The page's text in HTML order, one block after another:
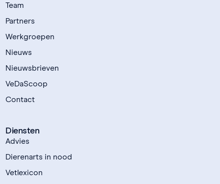
Team
Partners
Werkgroepen
Nieuws
Nieuwsbrieven
VeDaScoop
Contact
Diensten
Advies
Dierenarts in nood
Vetlexicon